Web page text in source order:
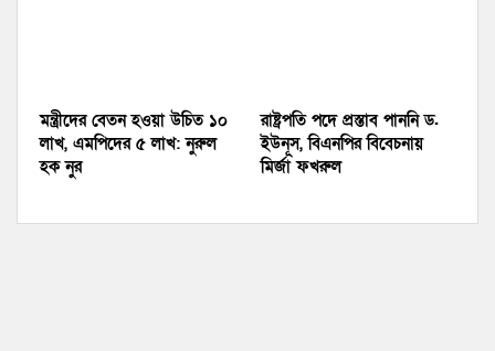
মন্ত্রীদের বেতন হওয়া উচিত ১০
লাখ, এমপিদের ৫ লাখ: নুরুল
হক নুর
রাষ্ট্রপতি পদে প্রস্তাব পাননি ড.
ইউনূস, বিএনপির বিবেচনায়
মির্জা ফখরুল